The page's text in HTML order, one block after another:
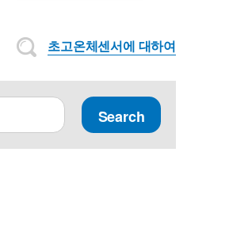
초고온체센서에 대하여
Search